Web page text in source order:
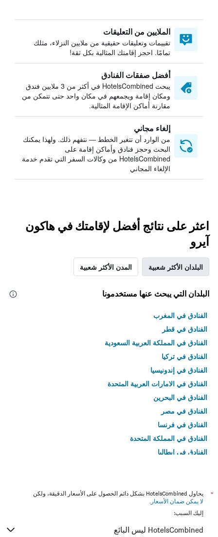
الملايين من التعليقات
تقييمات وتعليقات حقيقية من ملايين النزلاء، مثلك
تمامًا. احجز إقامتك المثالية بكل ثقة!
أفضل صفقات الفنادق
يبحث HotelsCombined في أكثر من 3 ملايين فندق
ومكان إقامة ويجمعهم في مكان واحد حتى تتمكن من
مقارنة أماكن الإقامة المثالية.
إلغاء مجاني
من الوارد أن تتغير الخطط — نتفهم ذلك. ولهذا يمكنك
البحث وحجز فنادق وأماكن إقامة على
HotelsCombined من وكالات السفر التي تقدم خدمة
الإلغاء المجاني
اعثر على نتائج أفضل لإقامتك في هاكون
آيرو
البلدان الأكثر شعبية المدن الأكثر شعبية
البلدان التي يبحث عنها مستخدمونا
الفنادق في المغرب
الفنادق في قطر
الفنادق في المملكة العربية السعودية
الفنادق في تركيا
الفنادق في إندونيسيا
الفنادق في الامارات العربية المتحدة
الفنادق في البحرين
الفنادق في مصر
الفنادق في فرنسا
الفنادق في المملكة المتحدة
الفنادق في إيطاليا
*
يحاول HotelsCombined بشكل دائم الحصول على الأسعار الدقيقة، ولكن
لا يمكن ضمان الأسعار .
إليك السبب:
HotelsCombined ليس البائع